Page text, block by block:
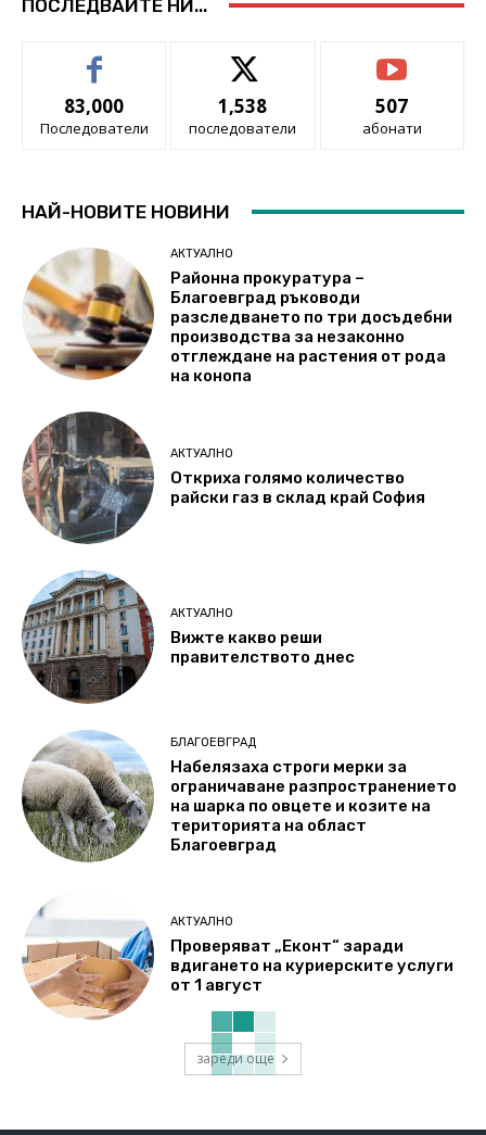
ПОСЛЕДВАЙТЕ НИ...
83,000
Последователи
1,538
последователи
507
абонати
НАЙ-НОВИТЕ НОВИНИ
АКТУАЛНО
Районна прокуратура –
Благоевград ръководи
разследването по три досъдебни
производства за незаконно
отглеждане на растения от рода
на конопа
АКТУАЛНО
Откриха голямо количество
райски газ в склад край София
АКТУАЛНО
Вижте какво реши
правителството днес
БЛАГОЕВГРАД
Набелязаха строги мерки за
ограничаване разпространението
на шарка по овцете и козите на
територията на област
Благоевград
АКТУАЛНО
Проверяват „Еконт“ заради
вдигането на куриерските услуги
от 1 август
зареди още